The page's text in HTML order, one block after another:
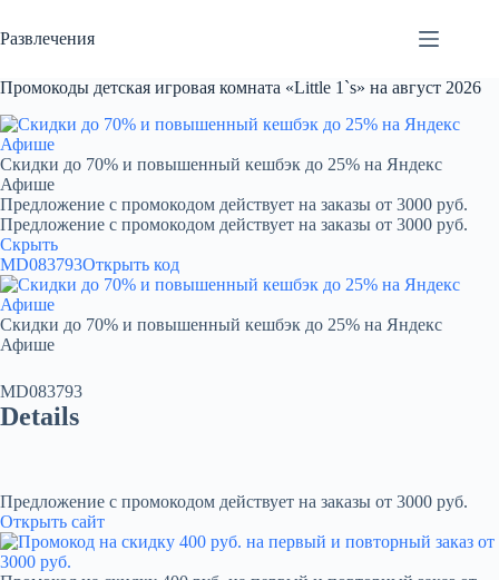
к
сути
Развлечения
Промокоды детская игровая комната «Little 1`s» на август 2026
Скидки до 70% и повышенный кешбэк до 25% на Яндекс
Афише
Предложение с промокодом действует на заказы от 3000 руб.
Предложение с промокодом действует на заказы от 3000 руб.
Скрыть
MD083793Открыть код
Скидки до 70% и повышенный кешбэк до 25% на Яндекс
Афише
MD083793
Details
Предложение с промокодом действует на заказы от 3000 руб.
Открыть сайт